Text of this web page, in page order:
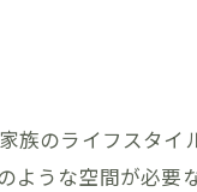
族のライフスタイ
ような空間が必要